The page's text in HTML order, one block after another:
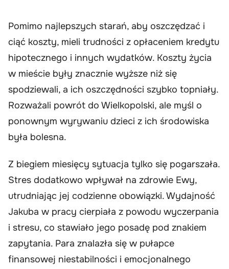
Pomimo najlepszych starań, aby oszczędzać i
ciąć koszty, mieli trudności z opłaceniem kredytu
hipotecznego i innych wydatków. Koszty życia
w mieście były znacznie wyższe niż się
spodziewali, a ich oszczędności szybko topniały.
Rozważali powrót do Wielkopolski, ale myśl o
ponownym wyrywaniu dzieci z ich środowiska
była bolesna.
Z biegiem miesięcy sytuacja tylko się pogarszała.
Stres dodatkowo wpływał na zdrowie Ewy,
utrudniając jej codzienne obowiązki. Wydajność
Jakuba w pracy cierpiała z powodu wyczerpania
i stresu, co stawiało jego posadę pod znakiem
zapytania. Para znalazła się w pułapce
finansowej niestabilności i emocjonalnego